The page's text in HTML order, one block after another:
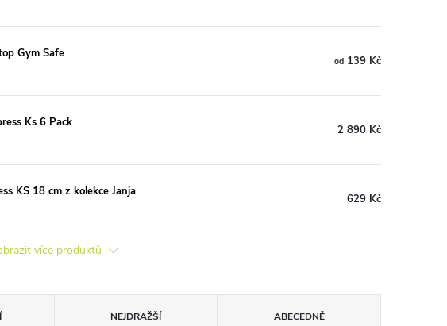
Gym Safe
od 139 Kč
Ks 6 Pack
2 890 Kč
KS 18 cm z kolekce Janja
629 Kč
více produktů
NEJDRAŽŠÍ ABECEDNĚ